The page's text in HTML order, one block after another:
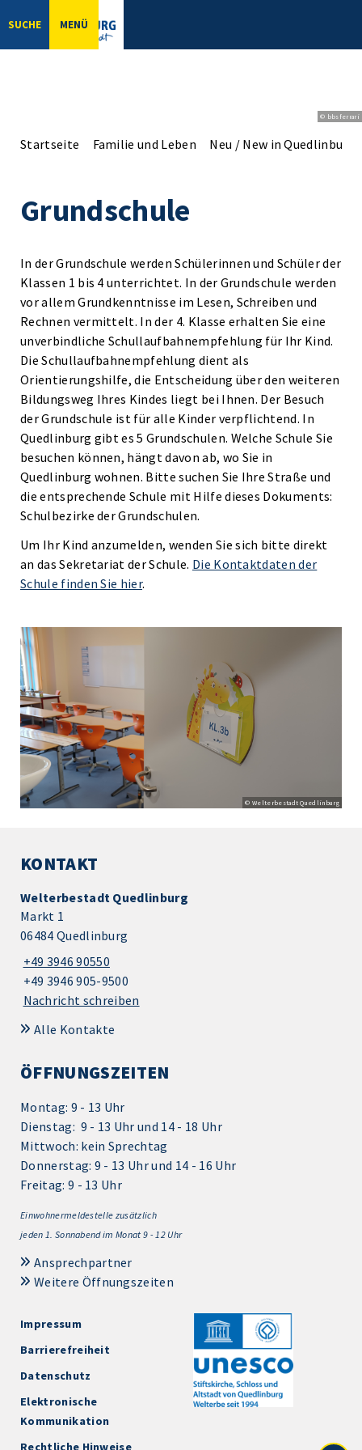
SUCHE MENÜ
© bbsferrari
Startseite Familie und Leben Neu / New in Quedlinburg
Grundschule
In der Grundschule werden Schülerinnen und Schüler der
Klassen 1 bis 4 unterrichtet. In der Grundschule werden
vor allem Grundkenntnisse im Lesen, Schreiben und
Rechnen vermittelt. In der 4. Klasse erhalten Sie eine
unverbindliche Schullaufbahnempfehlung für Ihr Kind.
Die Schullaufbahnempfehlung dient als
Orientierungshilfe, die Entscheidung über den weiteren
Bildungsweg Ihres Kindes liegt bei Ihnen. Der Besuch
der Grundschule ist für alle Kinder verpflichtend. In
Quedlinburg gibt es 5 Grundschulen. Welche Schule Sie
besuchen können, hängt davon ab, wo Sie in
Quedlinburg wohnen. Bitte suchen Sie Ihre Straße und
die entsprechende Schule mit Hilfe dieses Dokuments:
Schulbezirke der Grundschulen.
Um Ihr Kind anzumelden, wenden Sie sich bitte direkt
an das Sekretariat der Schule. Die Kontaktdaten der
Schule finden Sie hier.
© Welterbestadt Quedlinburg
KONTAKT
Welterbestadt Quedlinburg
Markt 1
06484 Quedlinburg
+49 3946 90550
+49 3946 905-9500
Nachricht schreiben
Alle Kontakte
ÖFFNUNGSZEITEN
Montag: 9 - 13 Uhr
Dienstag: 9 - 13 Uhr und 14 - 18 Uhr
Mittwoch: kein Sprechtag
Donnerstag: 9 - 13 Uhr und 14 - 16 Uhr
Freitag: 9 - 13 Uhr
Einwohnermeldestelle zusätzlich
jeden 1. Sonnabend im Monat 9 - 12 Uhr
Ansprechpartner
Weitere Öffnungszeiten
Impressum
Barrierefreiheit
Datenschutz
Elektronische
Kommunikation
Rechtliche Hinweise